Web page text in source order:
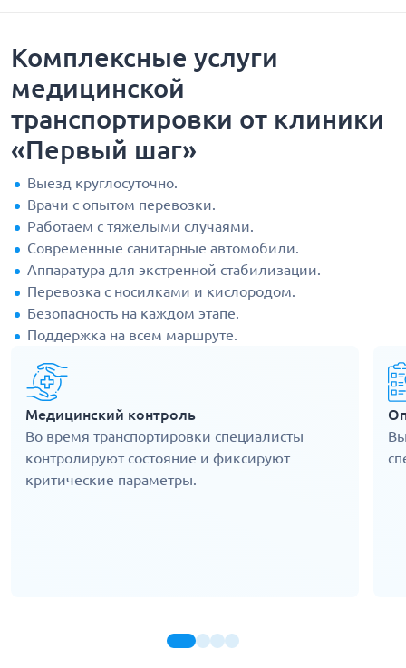
Комплексные услуги
медицинской
транспортировки от клиники
«Первый шаг»
Выезд круглосуточно.
Врачи с опытом перевозки.
Работаем с тяжелыми случаями.
Современные санитарные автомобили.
Аппаратура для экстренной стабилизации.
Перевозка с носилками и кислородом.
Безопасность на каждом этапе.
Поддержка на всем маршруте.
Медицинский контроль
Во время транспортировки специалисты
контролируют состояние и фиксируют
критические параметры.